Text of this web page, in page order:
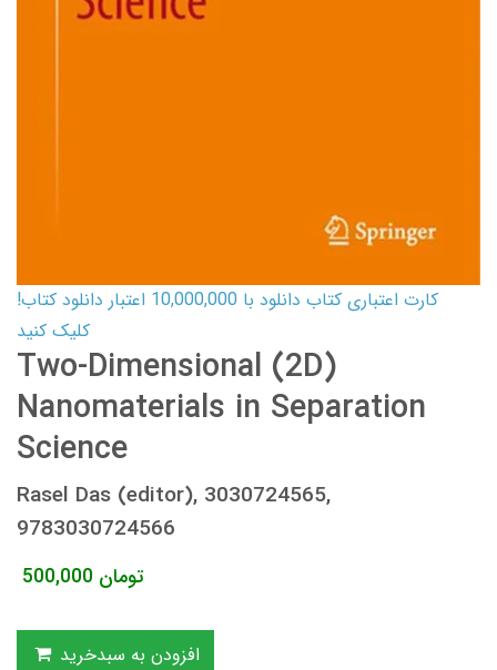
کارت اعتباری کتاب دانلود با 10,000,000 اعتبار دانلود کتاب!
کلیک کنید
Two-Dimensional (2D)
Nanomaterials in Separation
Science
Rasel Das (editor), 3030724565,
9783030724566
500,000 تومان
افزودن به سبدخرید